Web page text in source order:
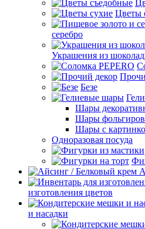
Цветы
серебро
Украшения из
Безе
Шары
Шары
Шары с
Одноразовая посуда
изготовления цветов
и насадки